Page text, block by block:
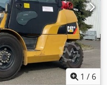
Відсутність складної
двигун для важких
Максимальний
підйому: 38 МПа
480 л/хв Тиск повороту: бл.
ковша: бл. 179 кН
Механізм повороту:
хв Крутний момент: бл.
1 / 6